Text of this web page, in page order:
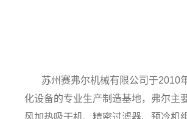
苏州赛弗尔机械有限公司于2010
化设备的专业生产制造基地，弗尔主